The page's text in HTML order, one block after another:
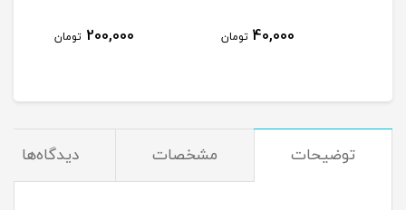
40,000 تومان 200,000 تومان
توضیحات مشخصات دیدگاه‌ها